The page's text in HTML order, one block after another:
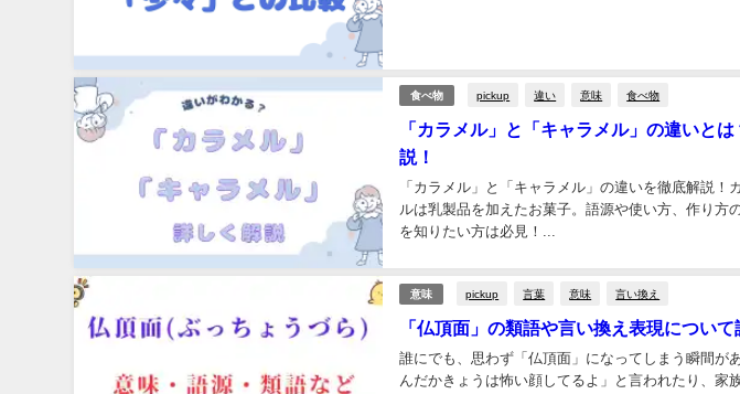
食べ物 pickup 違い 意味 食べ物
「カラメル」と「キャラメル」の違いと
説！
「カラメル」と「キャラメル」の違いを徹底解説
ルは乳製品を加えたお菓子。語源や使い方、作り方
を知りたい方は必見！...
意味 pickup 言葉 意味 言い換え
「仏頂面」の類語や言い換え表現について
誰にでも、思わず「仏頂面」になってしまう瞬間が
んだかきょうは怖い顔してるよ」と言われたり、家